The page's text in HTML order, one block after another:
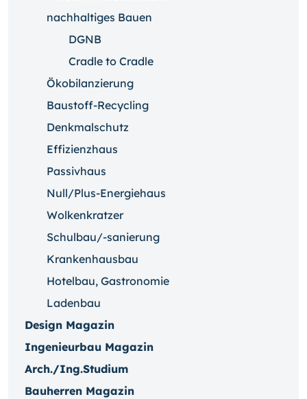
nachhaltiges Bauen
DGNB
Cradle to Cradle
Ökobilanzierung
Baustoff-Recycling
Denkmalschutz
Effizienzhaus
Passivhaus
Null/Plus-Energiehaus
Wolkenkratzer
Schulbau/-sanierung
Krankenhausbau
Hotelbau, Gastronomie
Ladenbau
Design Magazin
Ingenieurbau Magazin
Arch./Ing.Studium
Bauherren Magazin